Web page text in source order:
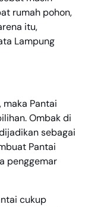
rumah pohon,
itu,
Lampung
maka Pantai
Ombak di
sebagai
Pantai
penggemar
cukup